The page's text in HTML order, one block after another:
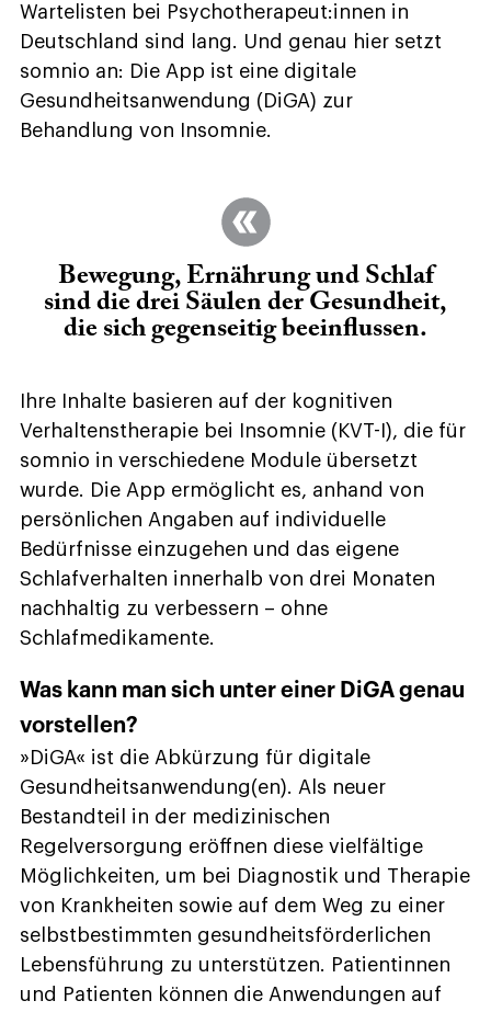
Wartelisten bei Psychotherapeut:innen in
Deutschland sind lang. Und genau hier setzt
somnio an: Die App ist eine digitale
Gesundheitsanwendung (DiGA) zur
Behandlung von Insomnie.
Bewegung, Ernährung und Schlaf
sind die drei Säulen der Gesundheit,
die sich gegenseitig beeinflussen.
Ihre Inhalte basieren auf der kognitiven
Verhaltenstherapie bei Insomnie (KVT-I), die für
somnio in verschiedene Module übersetzt
wurde. Die App ermöglicht es, anhand von
persönlichen Angaben auf individuelle
Bedürfnisse einzugehen und das eigene
Schlafverhalten innerhalb von drei Monaten
nachhaltig zu verbessern – ohne
Schlafmedikamente.
Was kann man sich unter einer DiGA genau
vorstellen?
»DiGA« ist die Abkürzung für digitale
Gesundheitsanwendung(en). Als neuer
Bestandteil in der medizinischen
Regelversorgung eröffnen diese vielfältige
Möglichkeiten, um bei Diagnostik und Therapie
von Krankheiten sowie auf dem Weg zu einer
selbstbestimmten gesundheitsförderlichen
Lebensführung zu unterstützen. Patientinnen
und Patienten können die Anwendungen auf